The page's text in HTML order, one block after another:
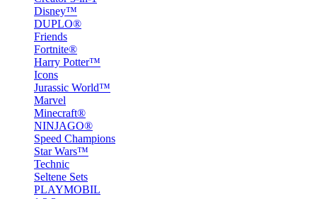
Disney™
DUPLO®
Friends
Fortnite®
Harry Potter™
Icons
Jurassic World™
Marvel
Minecraft®
NINJAGO®
Speed Champions
Star Wars™
Technic
Seltene Sets
PLAYMOBIL